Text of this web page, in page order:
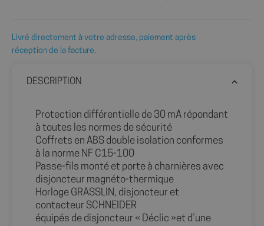
Livré directement à votre adresse, paiement après
réception de la facture.
DESCRIPTION
Protection différentielle de 30 mA répondant
à toutes les normes de sécurité
Coffrets en ABS double isolation conformes
à la norme NF C15-100
Passe-fils monté et porte à charnières avec
disjoncteur magnéto-thermique
Horloge GRASSLIN, disjoncteur et
contacteur SCHNEIDER
équipés de disjoncteur « Déclic »et d’une